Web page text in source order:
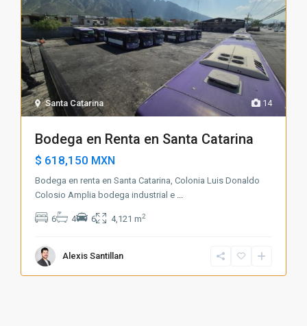
14
Santa Catarina
Bodega en Renta en Santa Catarina
$ 618,150 MXN
Bodega en renta en Santa Catarina, Colonia Luis Donaldo
Colosio Amplia bodega industrial e
6 4 6 4,121 m2
Alexis Santillan